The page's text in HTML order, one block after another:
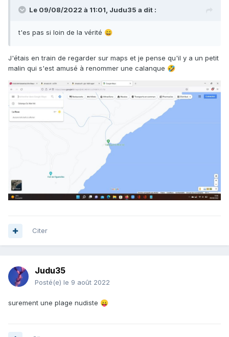
Le 09/08/2022 à 11:01, Judu35 a dit :
t'es pas si loin de la vérité 😄
J'étais en train de regarder sur maps et je pense qu'il y a un petit
malin qui s'est amusé à renommer une calanque 🤣
Citer
Judu35
Posté(e) le 9 août 2022
surement une plage nudiste 😛